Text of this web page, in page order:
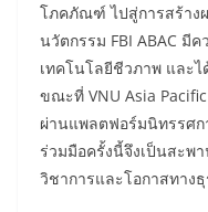
โภคภัณฑ์ ไปสู่การสร้า
นวัตกรรม FBI ABAC มี
เทคโนโลยีชีวภาพ และ
ขณะที่ VNU Asia
ผ่านแพลตฟอร์มนิทรรศ
ร่วมมือครั้งนี้จึงเป็นสะพ
วิชาการและโอกาสทางธุ